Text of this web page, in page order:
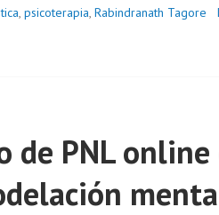
, psicoterapia, Rabindranath Tagore
de PNL online